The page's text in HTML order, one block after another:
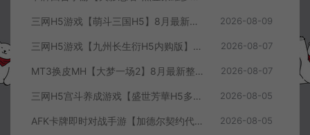
三网H5游戏【萌斗三国H5】8月最新整理Win一键服务端+GM充值后台+简易安卓客户端+详细搭建教程+视频教程 2026-08-09
三网H5游戏【九州长生衍H5内购版】8月最新整理Linux手工服务端+管理后台+GM授权后台+简易安卓客户端+详细搭建教程+视频教程 2026-08-07
MT3换皮MH【大梦一场2】8月最新整理Linux手工服务端+源码+管理后台+安卓苹果双端+详细搭建教程+视频教程 2026-08-07
三网H5宫斗养成游戏【盛世芳華H5多区跨服代金券内购优化版】8月最新整理Linux手工服务端+CDK授权后台+全资源安卓+详细搭建教程+视频教程 2026-08-05
AFK卡牌即时对战手游【加德尔契约代金券内购修复版】8月最新整理Linux手工服务端+前后端全套源码+CDK授权后台+安卓苹果双端+详细搭建教程+视频教程 2026-08-05